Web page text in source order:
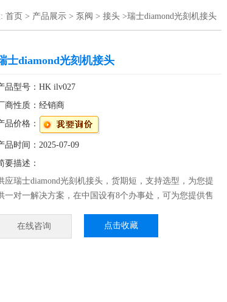
首页 > 产品展示 > 泵阀 > 接头 >瑞士diamond光刻机接头
士diamond光刻机接头
品型号：HK ilv027
商性质：经销商
品价格：
品时间：2025-07-09
要描述：
应瑞士diamond光刻机接头，货期短，支持选型，为您提
一对一解决方案，在中国设有8个办事处，可为您提供售
在线咨询
点击收藏